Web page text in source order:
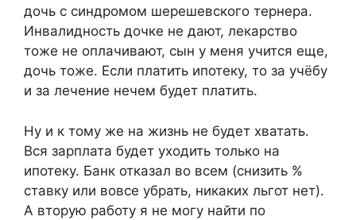
дочь с синдромом шерешевского тернера.
Инвалидность дочке не дают, лекарство
тоже не оплачивают, сын у меня учится еще,
дочь тоже. Если платить ипотеку, то за учёбу
и за лечение нечем будет платить.
Ну и к тому же на жизнь не будет хватать.
Вся зарплата будет уходить только на
ипотеку. Банк отказал во всем (снизить %
ставку или вовсе убрать, никаких льгот нет).
А вторую работу я не могу найти по